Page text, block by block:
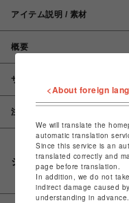
アイテム説明 / 素材
概要
サイズ
注意事項
シェアする
<About foreign
We will translate the
automatic translation
Since this service is an
translated correctly and
page before translation.
In addition, we do not
indirect damage caused
understanding in advance.